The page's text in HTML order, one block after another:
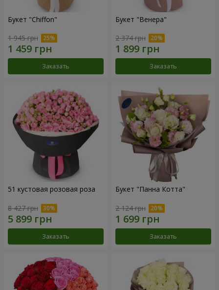
Букет "Chiffon"
1 945 грн
Заказать
Букет "Венера"
2 374 грн
Заказать
51 кустовая розовая роза
8 427 грн
Заказать
Букет "Панна Котта"
2 124 грн
Заказать